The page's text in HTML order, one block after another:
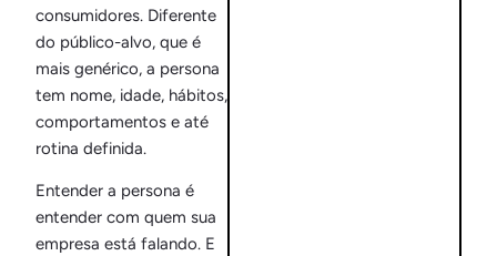
consumidores. Diferente
do público-alvo, que é
mais genérico, a persona
tem nome, idade, hábitos,
comportamentos e até
rotina definida.
Entender a persona é
entender com quem sua
empresa está falando. E